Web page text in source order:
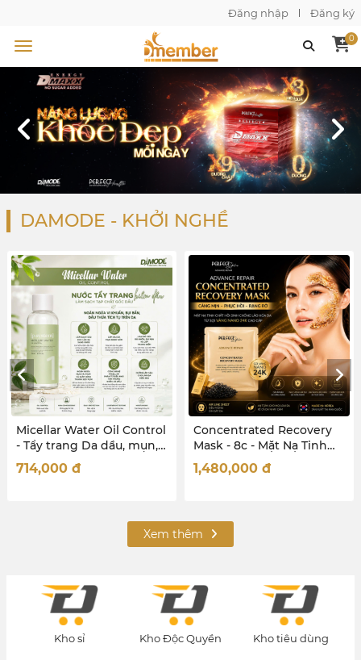
Đăng nhập Đăng ký
0
DAMODE - KHỞI NGHỀ
Control
mụn,
Concentrated Recovery
Mask - 8c - Mặt Nạ Tinh
Chất Cô Đặc, Tái Sinh,
Phục Hồi da
1,480,000
Smart Touch
Oil Control -
nắng Da dầu
hợp
820,000
Xem thêm
Kho Độc Quyền Kho tiêu dùng Kho quà